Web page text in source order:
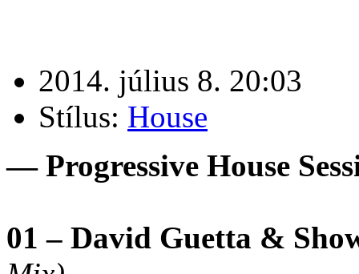
2014. július 8. 20:03
Stílus: House
— Progressive House
01 – David Guetta &